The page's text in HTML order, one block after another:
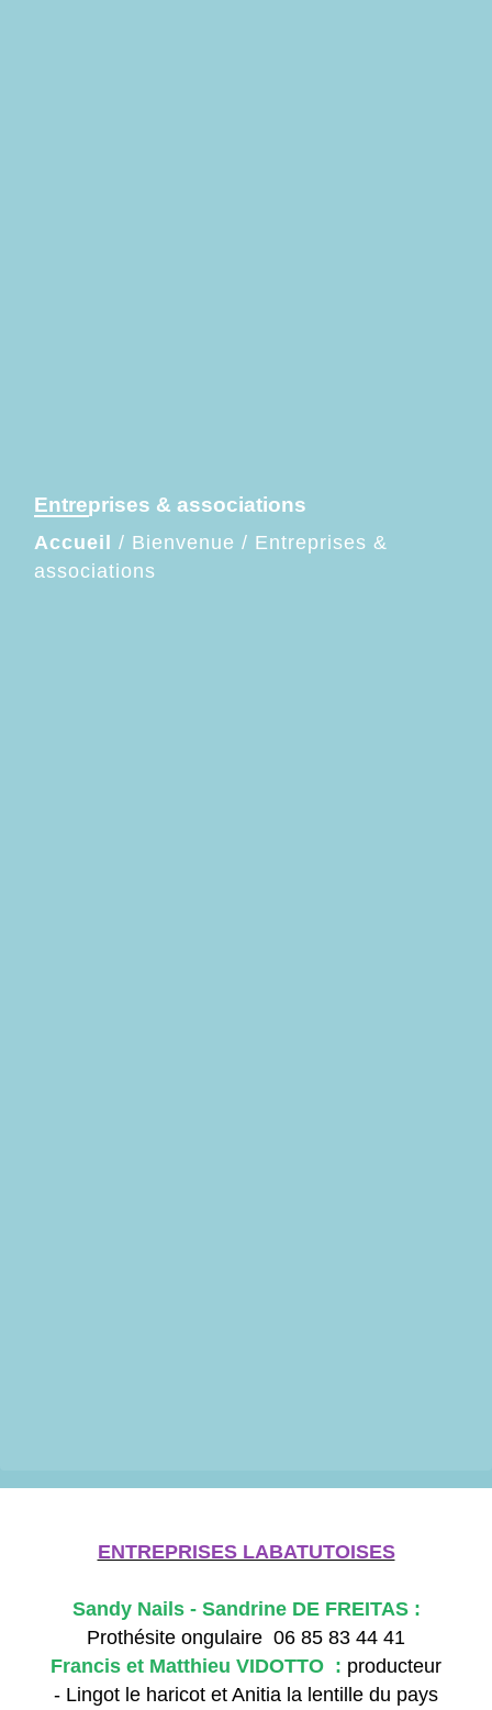
Entreprises & associations
Accueil / Bienvenue / Entreprises &
associations
ENTREPRISES LABATUTOISES
Sandy Nails - Sandrine DE FREITAS :
Prothésite ongulaire 06 85 83 44 41
Francis et Matthieu VIDOTTO : producteur
- Lingot le haricot et Anitia la lentille du pays